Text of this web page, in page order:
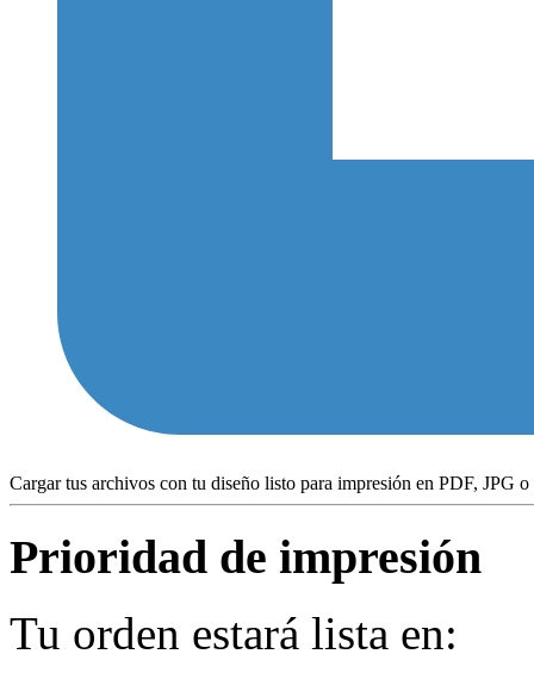
Cargar tus archivos con tu diseño listo para impresión en PDF, JPG
Prioridad de impresión
Tu orden estará lista en: